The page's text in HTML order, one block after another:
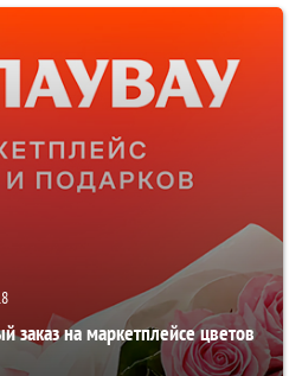
заказ на маркетплейсе цветов